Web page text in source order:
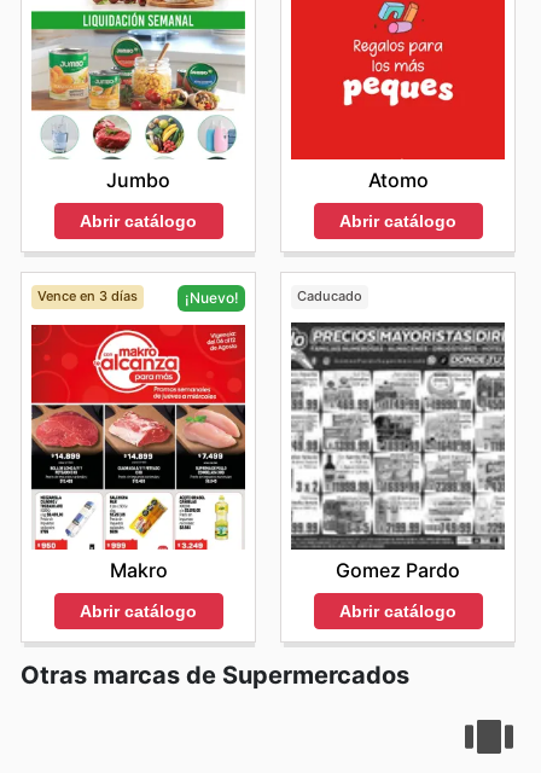
Jumbo
Abrir catálogo
Atomo
Abrir catálogo
Vence en 3 días ¡Nuevo!
Makro
Abrir catálogo
Caducado
Gomez Pardo
Abrir catálogo
Otras marcas de Supermercados